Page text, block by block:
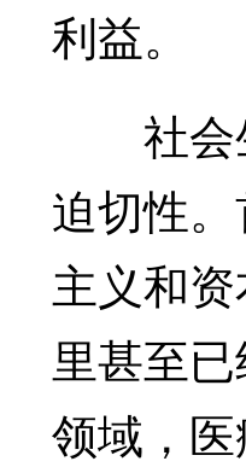
利益。
社会生
迫切性
主义和
里甚至
领域，